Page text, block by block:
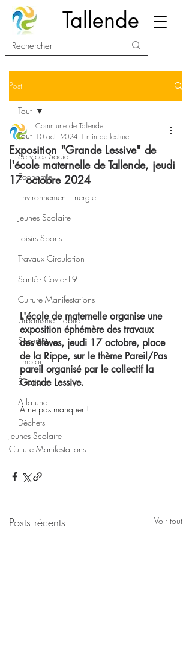
Tallende
Post
Tout
Services Social
Economie
Environnement Energie
Jeunes Scolaire
Loisirs Sports
Travaux Circulation
Santé - Covid-19
Culture Manifestations
Urbanisme Habitat
Sécurité
Emploi
Élections
A la une
Déchets
Tout
Exposition "Grande Lessive" de
l'école maternelle de Tallende, jeudi
17 octobre 2024
Commune de Tallende
10 oct. 2024 1 min de lecture
L'école de maternelle organise une
exposition éphémère des travaux
des élèves, jeudi 17 octobre, place
de la Rippe, sur le thème Pareil/Pas
pareil organisé par le collectif la
Grande Lessive.
A ne pas manquer !
Jeunes Scolaire
Culture Manifestations
Posts récents Voir tout